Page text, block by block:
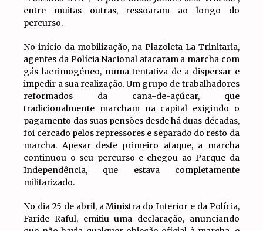
entre muitas outras, ressoaram ao longo do
percurso.
No início da mobilização, na Plazoleta La Trinitaria,
agentes da Polícia Nacional atacaram a marcha com
gás lacrimogéneo, numa tentativa de a dispersar e
impedir a sua realização. Um grupo de trabalhadores
reformados da cana-de-açúcar, que
tradicionalmente marcham na capital exigindo o
pagamento das suas pensões desde há duas décadas,
foi cercado pelos repressores e separado do resto da
marcha. Apesar deste primeiro ataque, a marcha
continuou o seu percurso e chegou ao Parque da
Independência, que estava completamente
militarizado.
No dia 25 de abril, a Ministra do Interior e da Polícia,
Faride Raful, emitiu uma declaração, anunciando